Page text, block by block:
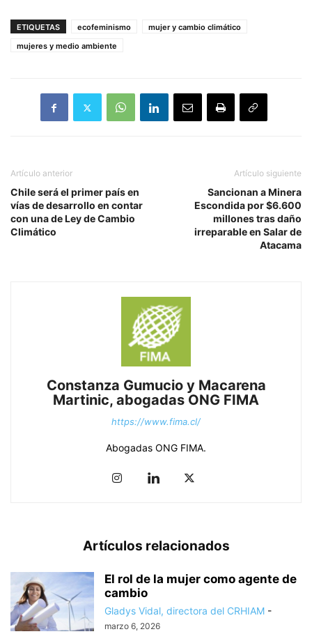
ETIQUETAS ecofeminismo
mujer y cambio climático
mujeres y medio ambiente
Artículo anterior
Chile será el primer país en
vías de desarrollo en contar
con una de Ley de Cambio
Climático
Artículo siguiente
Sancionan a Minera
Escondida por $6.600
millones tras daño
irreparable en Salar de
Atacama
Constanza Gumucio y Macarena
Martinic, abogadas ONG FIMA
https://www.fima.cl/
Abogadas ONG FIMA.
Artículos relacionados
El rol de la mujer como agente de
cambio
Gladys Vidal, directora del CRHIAM -
marzo 6, 2026